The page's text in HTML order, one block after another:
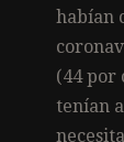
habían
(44 por
tenían